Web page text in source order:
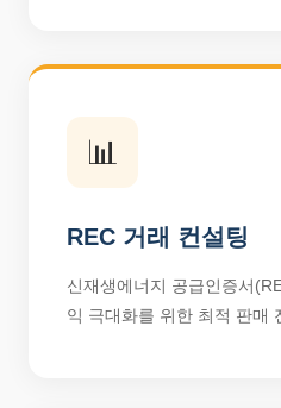
📊
REC 거래 컨설팅
신재생에너지 공급인증서
익 극대화를 위한 최적 판매